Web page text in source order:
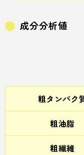
成分分析値
粗タンパク
粗油脂
粗繊維